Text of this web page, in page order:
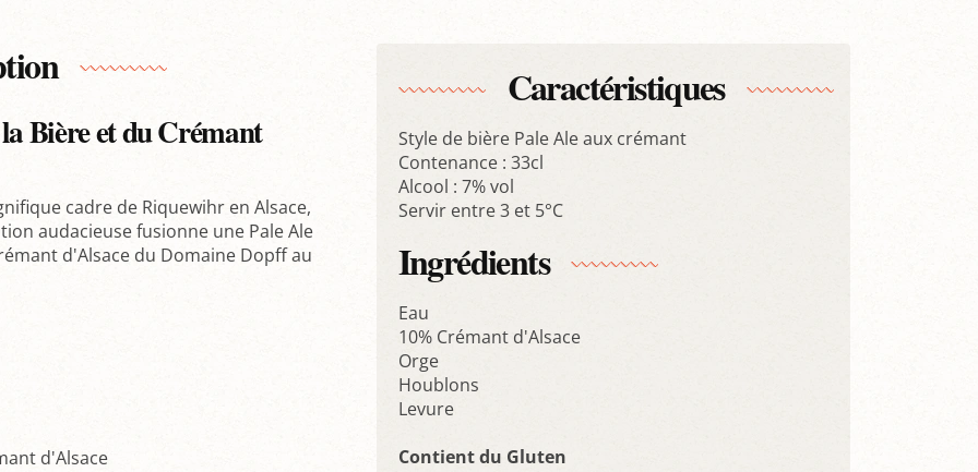
Bière et du Crémant
cadre de Riquewihr en Alsace,
audacieuse fusionne une Pale Ale
d'Alsace du Domaine Dopff au
d'Alsace
Caractéristiques
Style de bière Pale Ale aux crémant
Contenance : 33cl
Alcool : 7% vol
Servir entre 3 et 5°C
Ingrédients
Eau
10% Crémant d'Alsace
Orge
Houblons
Levure
Contient du Gluten